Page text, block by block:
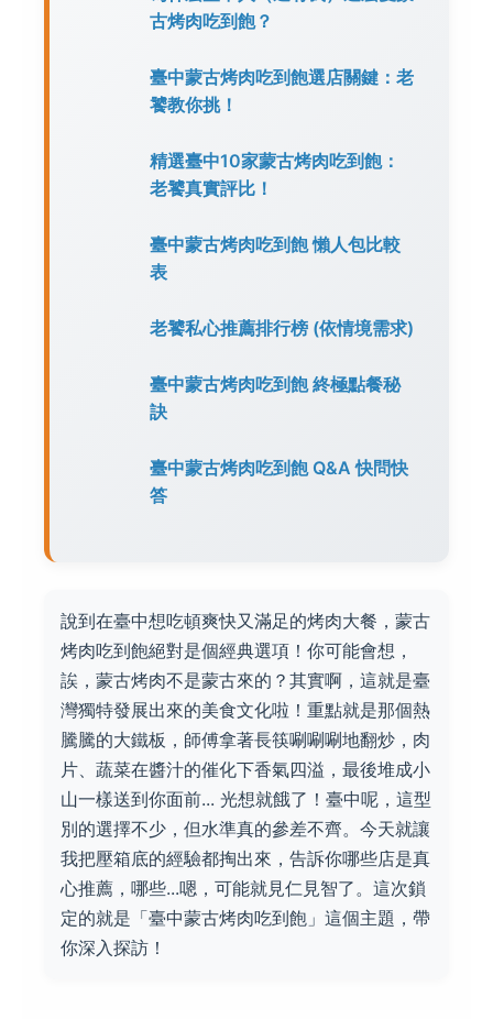
古烤肉吃到飽？
臺中蒙古烤肉吃到飽選店關鍵：老
饕教你挑！
精選臺中10家蒙古烤肉吃到飽：
老饕真實評比！
臺中蒙古烤肉吃到飽 懶人包比較
表
老饕私心推薦排行榜 (依情境需求)
臺中蒙古烤肉吃到飽 終極點餐秘
訣
臺中蒙古烤肉吃到飽 Q&A 快問快
答
說到在臺中想吃頓爽快又滿足的烤肉大餐，蒙古
烤肉吃到飽絕對是個經典選項！你可能會想，
誒，蒙古烤肉不是蒙古來的？其實啊，這就是臺
灣獨特發展出來的美食文化啦！重點就是那個熱
騰騰的大鐵板，師傅拿著長筷唰唰唰地翻炒，肉
片、蔬菜在醬汁的催化下香氣四溢，最後堆成小
山一樣送到你面前... 光想就餓了！臺中呢，這型
別的選擇不少，但水準真的參差不齊。今天就讓
我把壓箱底的經驗都掏出來，告訴你哪些店是真
心推薦，哪些...嗯，可能就見仁見智了。這次鎖
定的就是「臺中蒙古烤肉吃到飽」這個主題，帶
你深入探訪！